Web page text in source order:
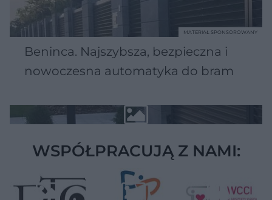
Beninca. Najszybsza, bezpieczna i
nowoczesna automatyka do bram
MATERIAŁ SPONSOROWANY
WSPÓŁPRACUJĄ Z NAMI: